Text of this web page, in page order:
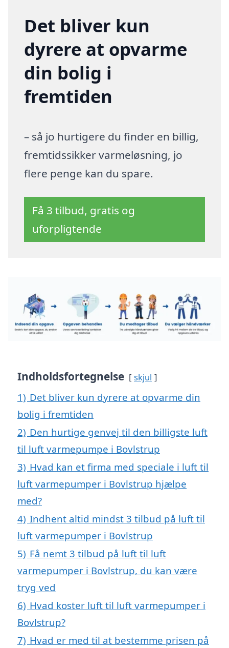
Det bliver kun
dyrere at opvarme
din bolig i
fremtiden
– så jo hurtigere du finder en billig,
fremtidssikker varmeløsning, jo
flere penge kan du spare.
Få 3 tilbud, gratis og
uforpligtende
Indholdsfortegnelse skjul
1) Det bliver kun dyrere at opvarme din
bolig i fremtiden
2) Den hurtige genvej til den billigste luft
til luft varmepumpe i Bovlstrup
3) Hvad kan et firma med speciale i luft til
luft varmepumper i Bovlstrup hjælpe
med?
4) Indhent altid mindst 3 tilbud på luft til
luft varmepumper i Bovlstrup
5) Få nemt 3 tilbud på luft til luft
varmepumper i Bovlstrup, du kan være
tryg ved
6) Hvad koster luft til luft varmepumper i
Bovlstrup?
7) Hvad er med til at bestemme prisen på